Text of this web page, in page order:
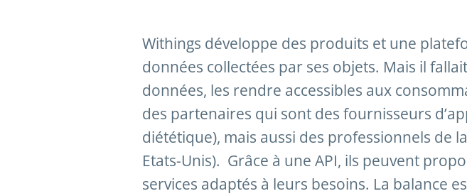
Withings développe des produits et une
données collectées par ses objets. Mais il
données, les rendre accessibles aux
des partenaires qui sont des fournisseurs
diététique), mais aussi des professionnels de
Etats-Unis). Grâce à une API, ils peuvent
services adaptés à leurs besoins. La balance